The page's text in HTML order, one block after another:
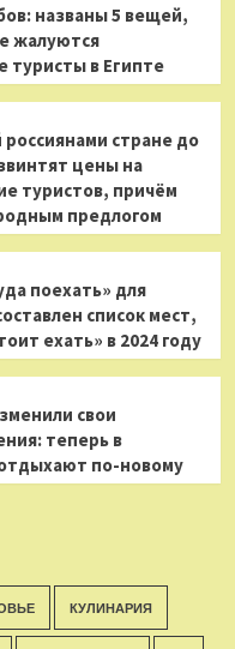
названы 5 вещей,
жалуются
туристы в Египте
стране до
цены на
туристов, причём
предлогом
поехать» для
список мест,
ехать» в 2024 году
свои
теперь в
по-новому
КУЛИНАРИЯ